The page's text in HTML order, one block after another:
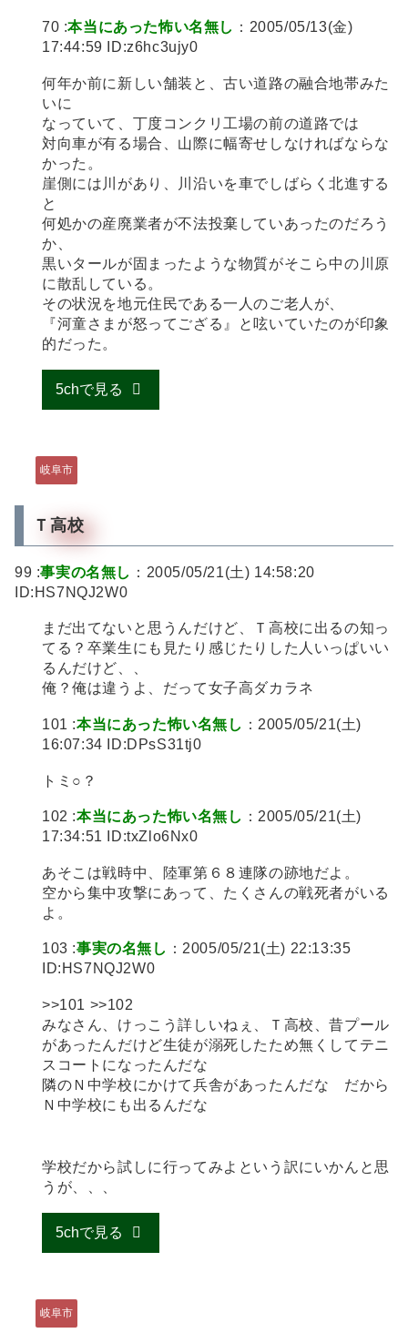
70 :本当にあった怖い名無し ：2005/05/13(金)
17:44:59 ID:z6hc3ujy0
何年か前に新しい舗装と、古い道路の融合地帯みた
いに
なっていて、丁度コンクリ工場の前の道路では
対向車が有る場合、山際に幅寄せしなければならな
かった。
崖側には川があり、川沿いを車でしばらく北進する
と
何処かの産廃業者が不法投棄していあったのだろう
か、
黒いタールが固まったような物質がそこら中の川原
に散乱している。
その状況を地元住民である一人のご老人が、
『河童さまが怒ってござる』と呟いていたのが印象
的だった。
5chで見る
岐阜市
Ｔ高校
99 :事実の名無し ：2005/05/21(土) 14:58:20
ID:HS7NQJ2W0
まだ出てないと思うんだけど、Ｔ高校に出るの知っ
てる？卒業生にも見たり感じたりした人いっぱいい
るんだけど、、
俺？俺は違うよ、だって女子高ダカラネ
101 :本当にあった怖い名無し ：2005/05/21(土)
16:07:34 ID:DPsS31tj0
トミ○？
102 :本当にあった怖い名無し ：2005/05/21(土)
17:34:51 ID:txZlo6Nx0
あそこは戦時中、陸軍第６８連隊の跡地だよ。
空から集中攻撃にあって、たくさんの戦死者がいる
よ。
103 :事実の名無し ：2005/05/21(土) 22:13:35
ID:HS7NQJ2W0
>>101 >>102
みなさん、けっこう詳しいねぇ、Ｔ高校、昔プール
があったんだけど生徒が溺死したため無くしてテニ
スコートになったんだな
隣のＮ中学校にかけて兵舎があったんだな だから
Ｎ中学校にも出るんだな
学校だから試しに行ってみよという訳にいかんと思
うが、、、
5chで見る
岐阜市